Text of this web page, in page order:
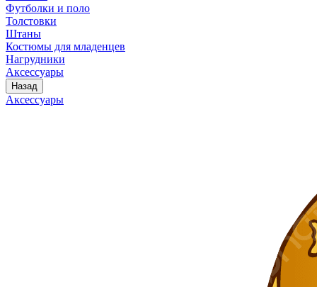
Футболки и поло
Толстовки
Штаны
Костюмы для младенцев
Нагрудники
Аксессуары
Назад
Аксессуары